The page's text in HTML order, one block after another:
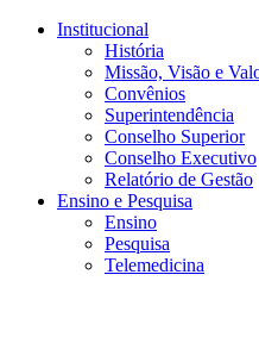
Conteúdo principal
Institucional
História
Missão, Visão e
Convênios
Superintendência
Conselho Superior
Conselho Executivo
Relatório de Gestão
Ensino e Pesquisa
Ensino
Pesquisa
Telemedicina